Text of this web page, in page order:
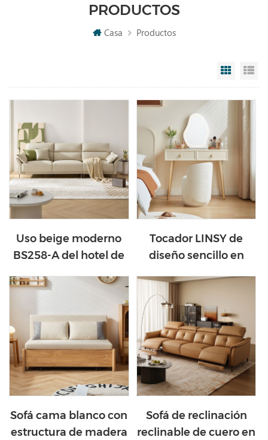
PRODUCTOS
Casa Productos
Grid
Uso beige moderno
BS258-A del hotel de
sofá del cuero de Seat
Tocador LINSY de
diseño sencillo en
espejo de nube TO3C-
A1
Sofá cama blanco con
estructura de madera
Sofá de reclinación
reclinable de cuero en